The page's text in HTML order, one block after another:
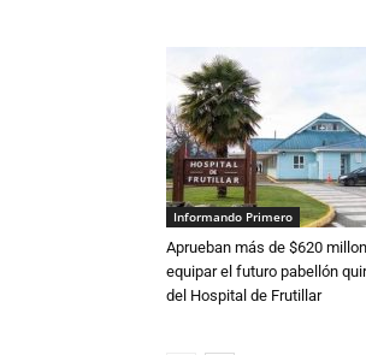
Informando Primero
Aprueban más de $620
equipar el futuro pabellón
del Hospital de Frutillar